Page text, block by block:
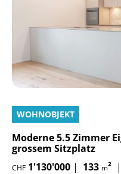
WOHNOBJEKT
Moderne 5.5 Zimmer
grossem Sitzplatz
CHF 1'130'000 | 133 m² |